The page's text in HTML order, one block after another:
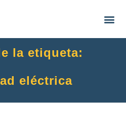
la etiqueta:
eléctrica